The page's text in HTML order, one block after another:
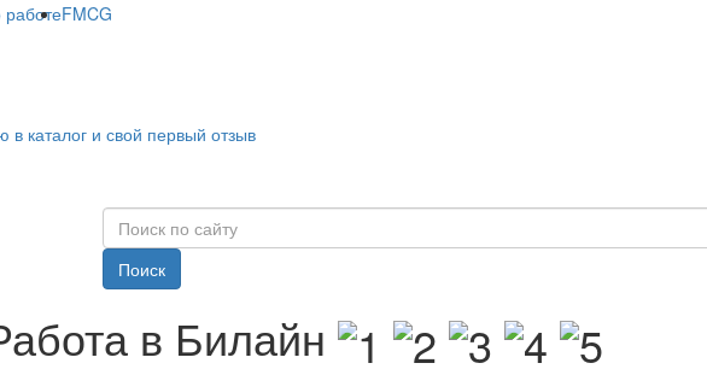
работеFMCG
каталог и свой первый отзыв
Поиск
в Билайн